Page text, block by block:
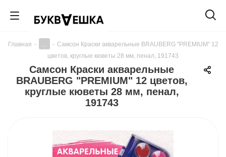
Главная - - Самсон Краски акварельные BRAUBERG "PREMIUM" 12
цветов, круглые кюветы 28 мм, пенал, 191743
Самсон Краски акварельные
BRAUBERG "PREMIUM" 12 цветов,
круглые кюветы 28 мм, пенал,
191743